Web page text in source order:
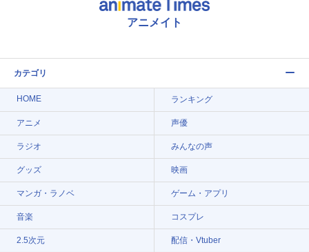
アニメイト
カテゴリ
HOME ランキング
アニメ 声優
ラジオ みんなの声
グッズ 映画
マンガ・ラノベ ゲーム・アプリ
音楽 コスプレ
2.5次元 配信・Vtuber